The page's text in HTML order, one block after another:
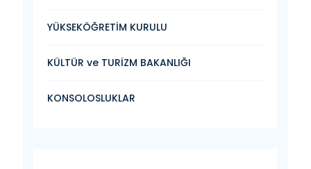
YÜKSEKÖĞRETİM KURULU
KÜLTÜR ve TURİZM BAKANLIĞI
KONSOLOSLUKLAR